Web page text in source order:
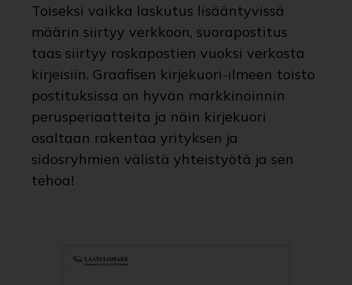
Toiseksi vaikka laskutus lisääntyvissä
määrin siirtyy verkkoon, suorapostitus
taas siirtyy roskapostien vuoksi verkosta
kirjeisiin. Graafisen kirjekuori-ilmeen toisto
postituksissa on hyvän markkinoinnin
perusperiaatteita ja näin kirjekuori
osaltaan rakentaa yrityksen ja
sidosryhmien välistä yhteistyötä ja sen
tehoa!